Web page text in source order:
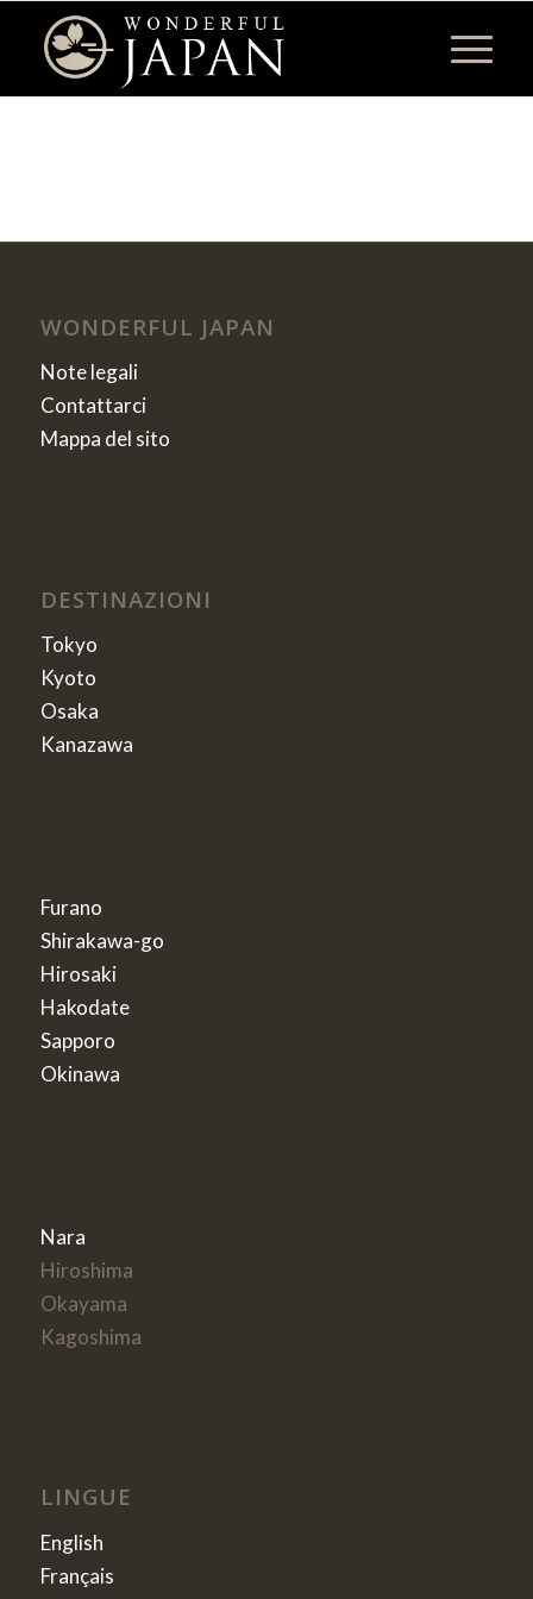
WONDERFUL JAPAN
Note legali
Contattarci
Mappa del sito
DESTINAZIONI
Tokyo
Kyoto
Osaka
Kanazawa
Furano
Shirakawa-go
Hirosaki
Hakodate
Sapporo
Okinawa
Nara
Hiroshima
Okayama
Kagoshima
LINGUE
English
Français